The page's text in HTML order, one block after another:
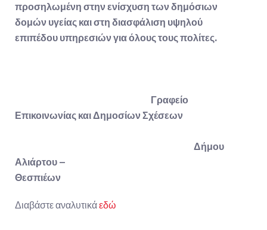
προσηλωμένη στην ενίσχυση των δημόσιων
δομών υγείας και στη διασφάλιση υψηλού
επιπέδου υπηρεσιών για όλους τους πολίτες.
Γραφείο
Επικοινωνίας και Δημοσίων Σχέσεων
Δήμου
Αλιάρτου –
Θεσπιέων
Διαβάστε αναλυτικάεδώ